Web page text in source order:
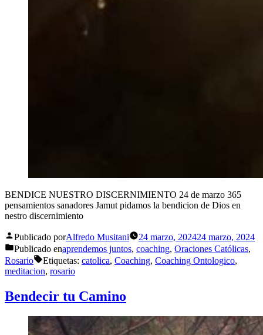
BENDICE NUESTRO DISCERNIMIENTO 24 de marzo 365
pensamientos sanadores Jamut pidamos la bendicion de Dios en
nestro discernimiento
Publicado porAlfredo Musitani 24 marzo, 202424 marzo, 2024
Publicado enaprendemos juntos, coaching, Oraciones Católicas,
Rosario
Etiquetas: catolica, Coaching, Coaching Ontologico,
meditacion, rosario
Bendecir tu Camino